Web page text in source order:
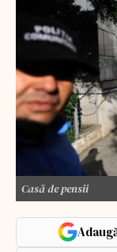
Casă de pensii